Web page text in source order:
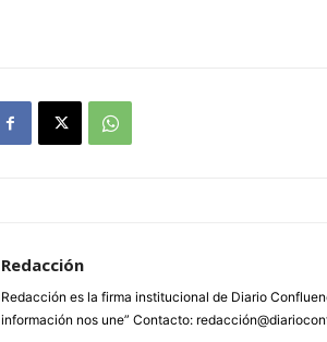
Redacción
Redacción es la firma institucional de Diario
información nos une” Contacto: